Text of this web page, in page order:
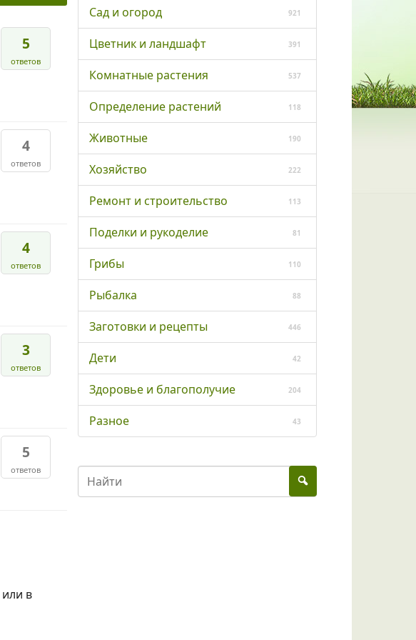
5
ответов
4
ответов
4
ответов
3
ответов
5
ответов
или в
Сад и огород 921
Цветник и ландшафт 391
Комнатные растения 537
Определение растений 118
Животные 190
Хозяйство 222
Ремонт и строительство 113
Поделки и рукоделие 81
Грибы 110
Рыбалка 88
Заготовки и рецепты 446
Дети 42
Здоровье и благополучие 204
Разное 43